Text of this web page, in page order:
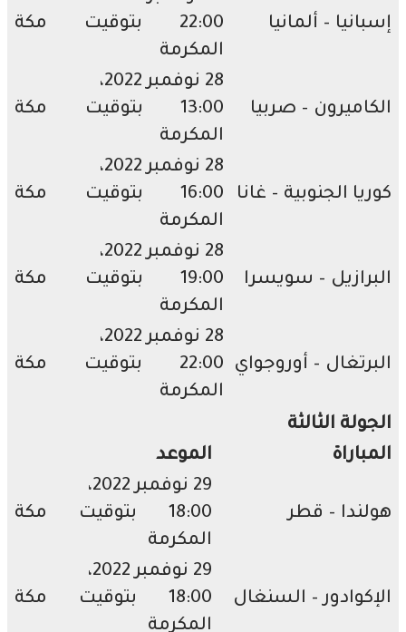
– ألمانيا
22:00 بتوقيت مكة
المكرمة
– صربيا
13:00 بتوقيت مكة
المكرمة
الجنوبية – غانا
16:00 بتوقيت مكة
المكرمة
– سويسرا
19:00 بتوقيت مكة
المكرمة
– أوروجواي
22:00 بتوقيت مكة
المكرمة
الثالثة
الموعد
– قطر
18:00 بتوقيت مكة
المكرمة
– السنغال
18:00 بتوقيت مكة
المكرمة